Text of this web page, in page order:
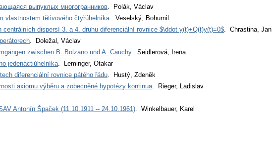
выпуклых многогранников. Polák, Václav
vlastnostem tětivového čtyřúhelníka. Veselský, Bohumil
dispersí 3. a 4. druhu diferenciální rovnice $\ddot y(t)+Q(t)y(t)=0$. Chrastina, Jan
. Doležal, Václav
zwischen B. Bolzano und A. Cauchy. Seidlerová, Irena
jedenáctiúhelníka. Leminger, Otakar
diferenciální rovnice pátého řádu. Hustý, Zdeněk
axiomu výběru a zobecněné hypotézy kontinua. Rieger, Ladislav
Antonín Špaček (11.10.1911 -- 24.10.1961). Winkelbauer, Karel